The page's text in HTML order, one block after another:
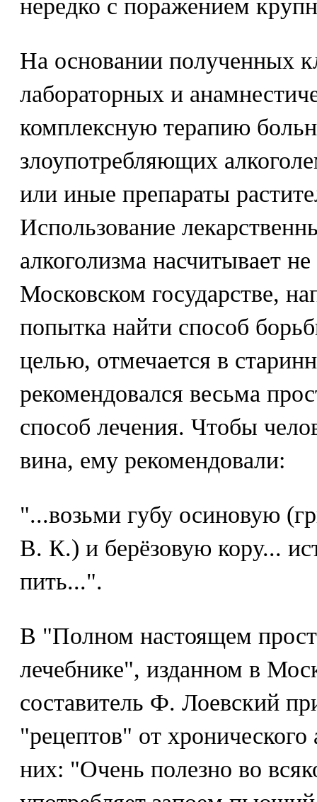
нередко с поражением
На основании полученных
лабораторных и
комплексную терапию
злоупотребляющих
или иные препараты
Использование
алкоголизма насчитывает
Московском государстве,
попытка найти способ
целью, отмечается в
рекомендовался весьма
способ лечения. Чтобы
вина, ему рекомендовали:
"...возьми губу осиновую
В. К.) и берёзовую кору...
пить...".
В "Полном настоящем
лечебнике", изданном в
составитель Ф. Лоевский
"рецептов" от
них: "Очень полезно во